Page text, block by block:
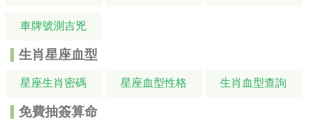
車牌號測吉兇
生肖星座血型
星座生肖密碼 星座血型性格 生肖血型查詢
免費抽簽算命